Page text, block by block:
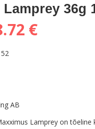
36g
€
AB
Lamprey on tõeline